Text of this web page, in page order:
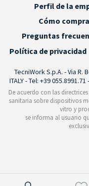
Perfil de la
Cómo
Preguntas
Política de privacidad
TecniWork S.p.A. - Via R.
ITALY - Tel: +39
De acuerdo con las
sanitaria sobre dispositivos
vitro y
se informa al usuario